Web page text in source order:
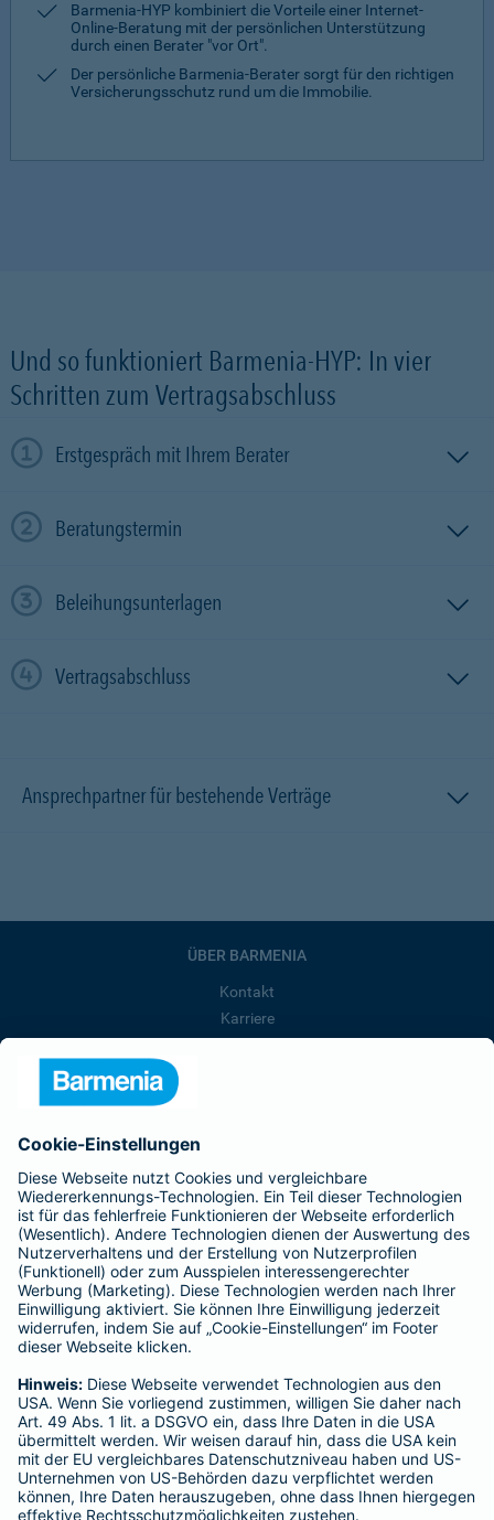
Barmenia-HYP kombiniert die Vorteile einer Internet-
Online-Beratung mit der persönlichen Unterstützung
durch einen Berater "vor Ort".
Der persönliche Barmenia-Berater sorgt für den richtigen
Versicherungsschutz rund um die Immobilie.
Und so funktioniert Barmenia-HYP: In vier
Schritten zum Vertragsabschluss
Erstgespräch mit Ihrem Berater
Beratungstermin
Beleihungsunterlagen
Vertragsabschluss
Ansprechpartner für bestehende Verträge
ÜBER BARMENIA
Kontakt
Karriere
Barmenia ist Teil der BarmeniaGothaer
BELIEBTE SEITEN
Kranken-Zusatzversicherung
Tierversicherungen
Haftpflichtversicherung
Hausratversicherung
Adresse ändern
Schaden melden
Kilometerstandsmeldung
Serviceübersicht